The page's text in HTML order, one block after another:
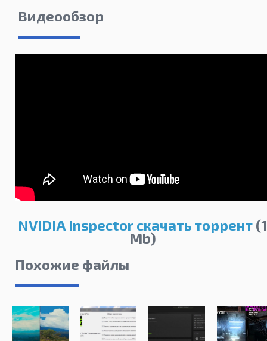
Видеообзор
NVIDIA Inspector скачать торрент(1
Mb)
Похожие файлы